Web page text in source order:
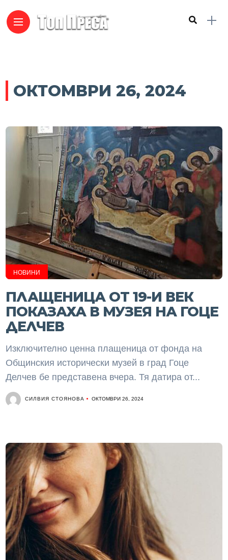
ОКТОМВРИ 26, 2024
НОВИНИ
ПЛАЩЕНИЦА ОТ 19-И ВЕК
ПОКАЗАХА В МУЗЕЯ НА ГОЦЕ
ДЕЛЧЕВ
Изключително ценна плащеница от фонда на
Общинския исторически музей в град Гоце
Делчев бе представена вчера. Тя датира от...
СИЛВИЯ СТОЯНОВА ОКТОМВРИ 26, 2024